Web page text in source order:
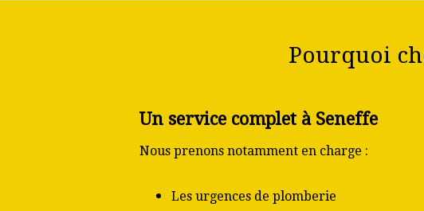
Pourquoi
Un service complet à Seneffe
Nous prenons notamment en charge :
Les urgences de plomberie